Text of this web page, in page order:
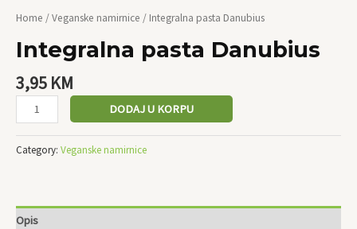
Home /Veganske namirnice / Integralna pasta Danubius
Integralna pasta Danubius
3,95 KM
DODAJ U KORPU
Category: Veganske namirnice
Opis